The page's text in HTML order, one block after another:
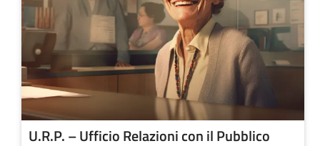
U.R.P. – Ufficio Relazioni con il Pubblico